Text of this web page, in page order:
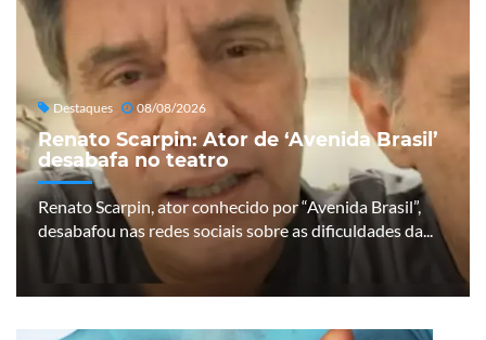
Destaques 08/08/2026
Renato Scarpin: Ator de ‘Avenida Brasil’
desabafa no teatro
Renato Scarpin, ator conhecido por “Avenida Brasil”,
desabafou nas redes sociais sobre as dificuldades da...